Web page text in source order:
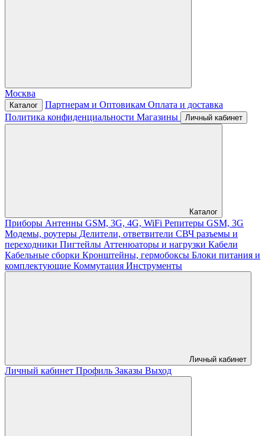
Москва
Каталог Партнерам и Оптовикам Оплата и доставка
Политика конфиденциальности Магазины Личный кабинет
Каталог
Приборы Антенны GSM, 3G, 4G, WiFi Репитеры GSM, 3G
Модемы, роутеры Делители, ответвители СВЧ разъемы и
переходники Пигтейлы Аттенюаторы и нагрузки Кабели
Кабельные сборки Кронштейны, гермобоксы Блоки питания и
комплектующие Коммутация Инструменты
Личный кабинет
Личный кабинет Профиль Заказы Выход